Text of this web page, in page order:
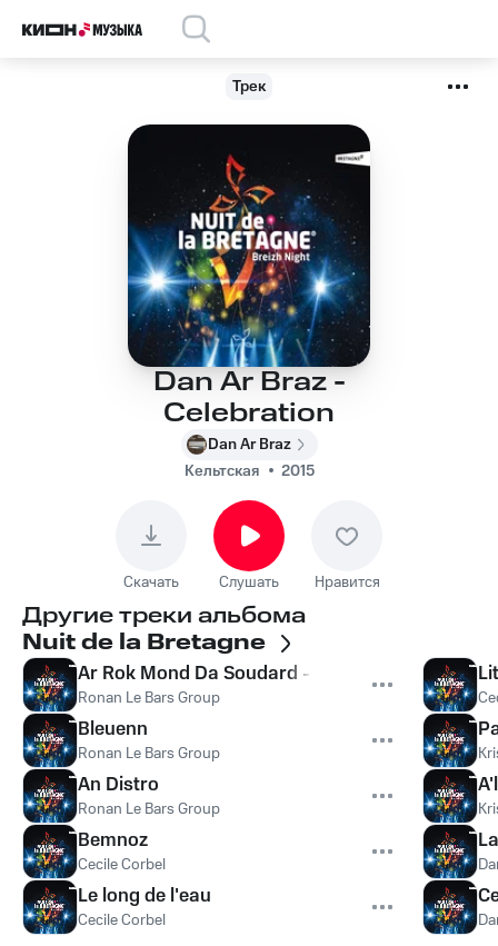
Трек
Dan Ar Braz -
Celebration
Dan Ar Braz
Кельтская
2015
Скачать Слушать Нравится
Другие треки альбома
Nuit de la Bretagne
Ar Rok Mond Da Soudard - Ronds Son ar
Ronan Le Bars Group
Bleuenn
Ronan Le Bars Group
An Distro
Ronan Le Bars Group
Bemnoz
Cecile Corbel
Le long de l'eau
Cecile Corbel